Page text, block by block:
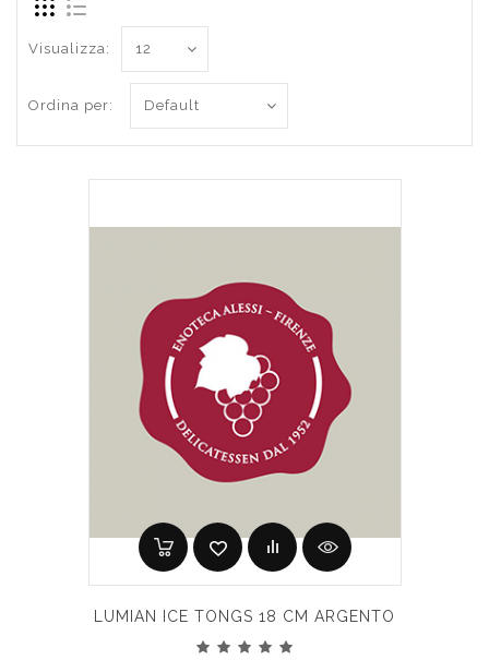
Visualizza:
Ordina per:
LUMIAN ICE TONGS 18 CM ARGENTO